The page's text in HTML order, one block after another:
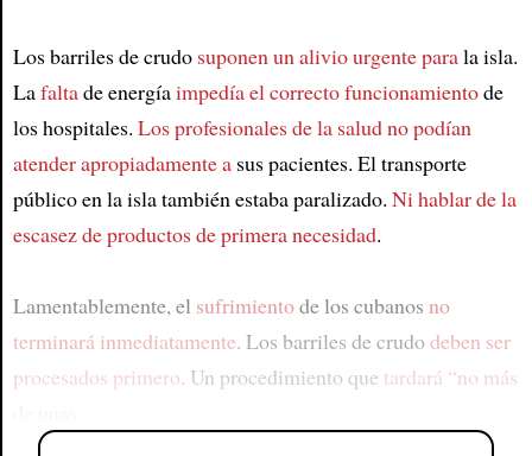
Los barriles de crudo suponen un alivio urgente parala isla.
Lafaltade energíaimpedía el correcto funcionamientode
los hospitales. Los profesionales de la salud no podían
atender apropiadamente asus pacientes. El transporte
público en la isla también estaba paralizado. Ni hablar de la
escasez de productos de primera necesidad.
Lamentablemente, el sufrimientode los cubanos no
terminará inmediatamente. Los barriles de crudodeben ser
procesados primero. Un procedimiento que tardará “no más